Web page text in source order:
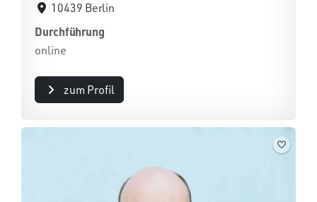
10439 Berlin
Durchführung
online
zum Profil